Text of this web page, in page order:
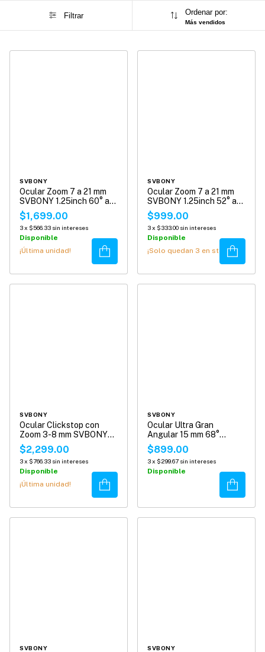
Filtrar Ordenar por:
Más vendidos
SVBONY
Ocular Zoom 7 a 21 mm
SVBONY 1.25inch 60° a
40° para Telescopio
SV135
$1,699.00
3x $566.33 sin intereses
Disponible
¡Última unidad!
Comprar
SVBONY
Ocular Zoom 7 a 21 mm
SVBONY 1.25inch 52° a
36° para Telescopio
SV135
$999.00
3x $333.00 sin intereses
Disponible
¡Solo quedan 3 en stock!Comprar
SVBONY
Ocular Clickstop con
Zoom 3-8 mm SVBONY
1.25" para Telescopio
SV215
$2,299.00
3x $766.33 sin intereses
Disponible
¡Última unidad!
Comprar
SVBONY
Ocular Ultra Gran
Angular 15 mm 68°
SvBony de 1.25" para
Telescopio.
$899.00
3x $299.67 sin intereses
Disponible
Comprar
SVBONY SVBONY